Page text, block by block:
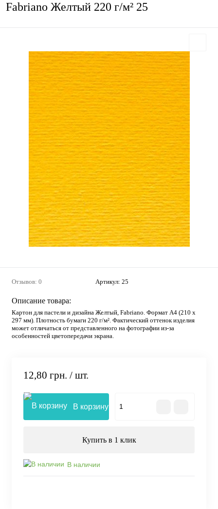
Fabriano Желтый 220 г/м² 25
Отзывов: 0 Артикул: 25
Описание товара:
Картон для пастели и дизайна Желтый, Fabriano. Формат А4 (210 х
297 мм). Плотность бумаги 220 г/м². Фактический оттенок изделия
может отличаться от представленного на фотографии из-за
особенностей цветопередачи экрана.
12,80 грн. / шт.
В корзину
Купить в 1 клик
В наличии